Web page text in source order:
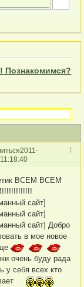
Познакомимся?
1
2011-
ВСЕМ ВСЕМ
сайт]
сайт]
сайт] Добро
в мое новое
очень буду рада
у себя всех кто